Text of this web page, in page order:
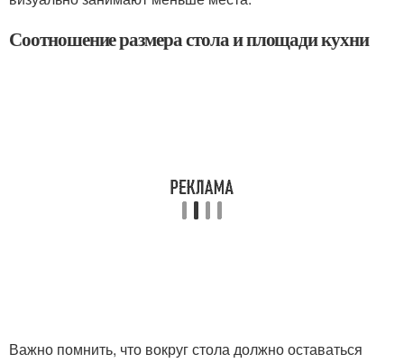
Соотношение размера стола и площади кухни
Важно помнить, что вокруг стола должно оставаться